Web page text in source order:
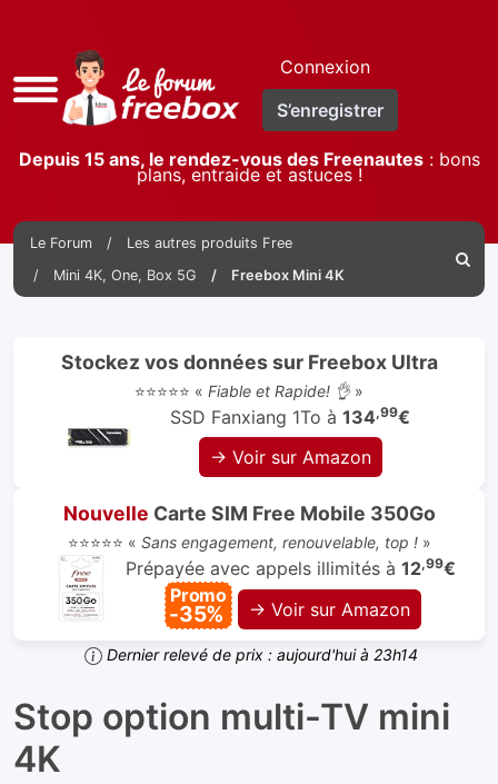
Accès
rapide
Connexion
S’enregistrer
Depuis 15 ans, le rendez-vous des Freenautes: bons
plans, entraide et astuces !
Le Forum
Les autres produits Free
Mini 4K, One, Box 5G
Freebox Mini 4K
Stockez vos données sur Freebox Ultra
⭐⭐⭐⭐⭐ « Fiable et Rapide! 👌»
SSD Fanxiang 1To à 134,99€
→ Voir sur Amazon
Nouvelle Carte SIM Free Mobile 350Go
⭐⭐⭐⭐⭐ « Sans engagement, renouvelable, top !»
Prépayée avec appels illimités à 12,99€
Promo
-35% → Voir sur Amazon
Dernier relevé de prix : aujourd'hui à 23h14
Stop option multi-TV mini
4K